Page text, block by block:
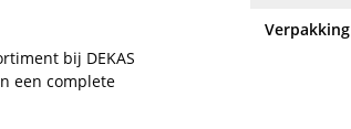
bij DEKAS
een complete
Verpakking